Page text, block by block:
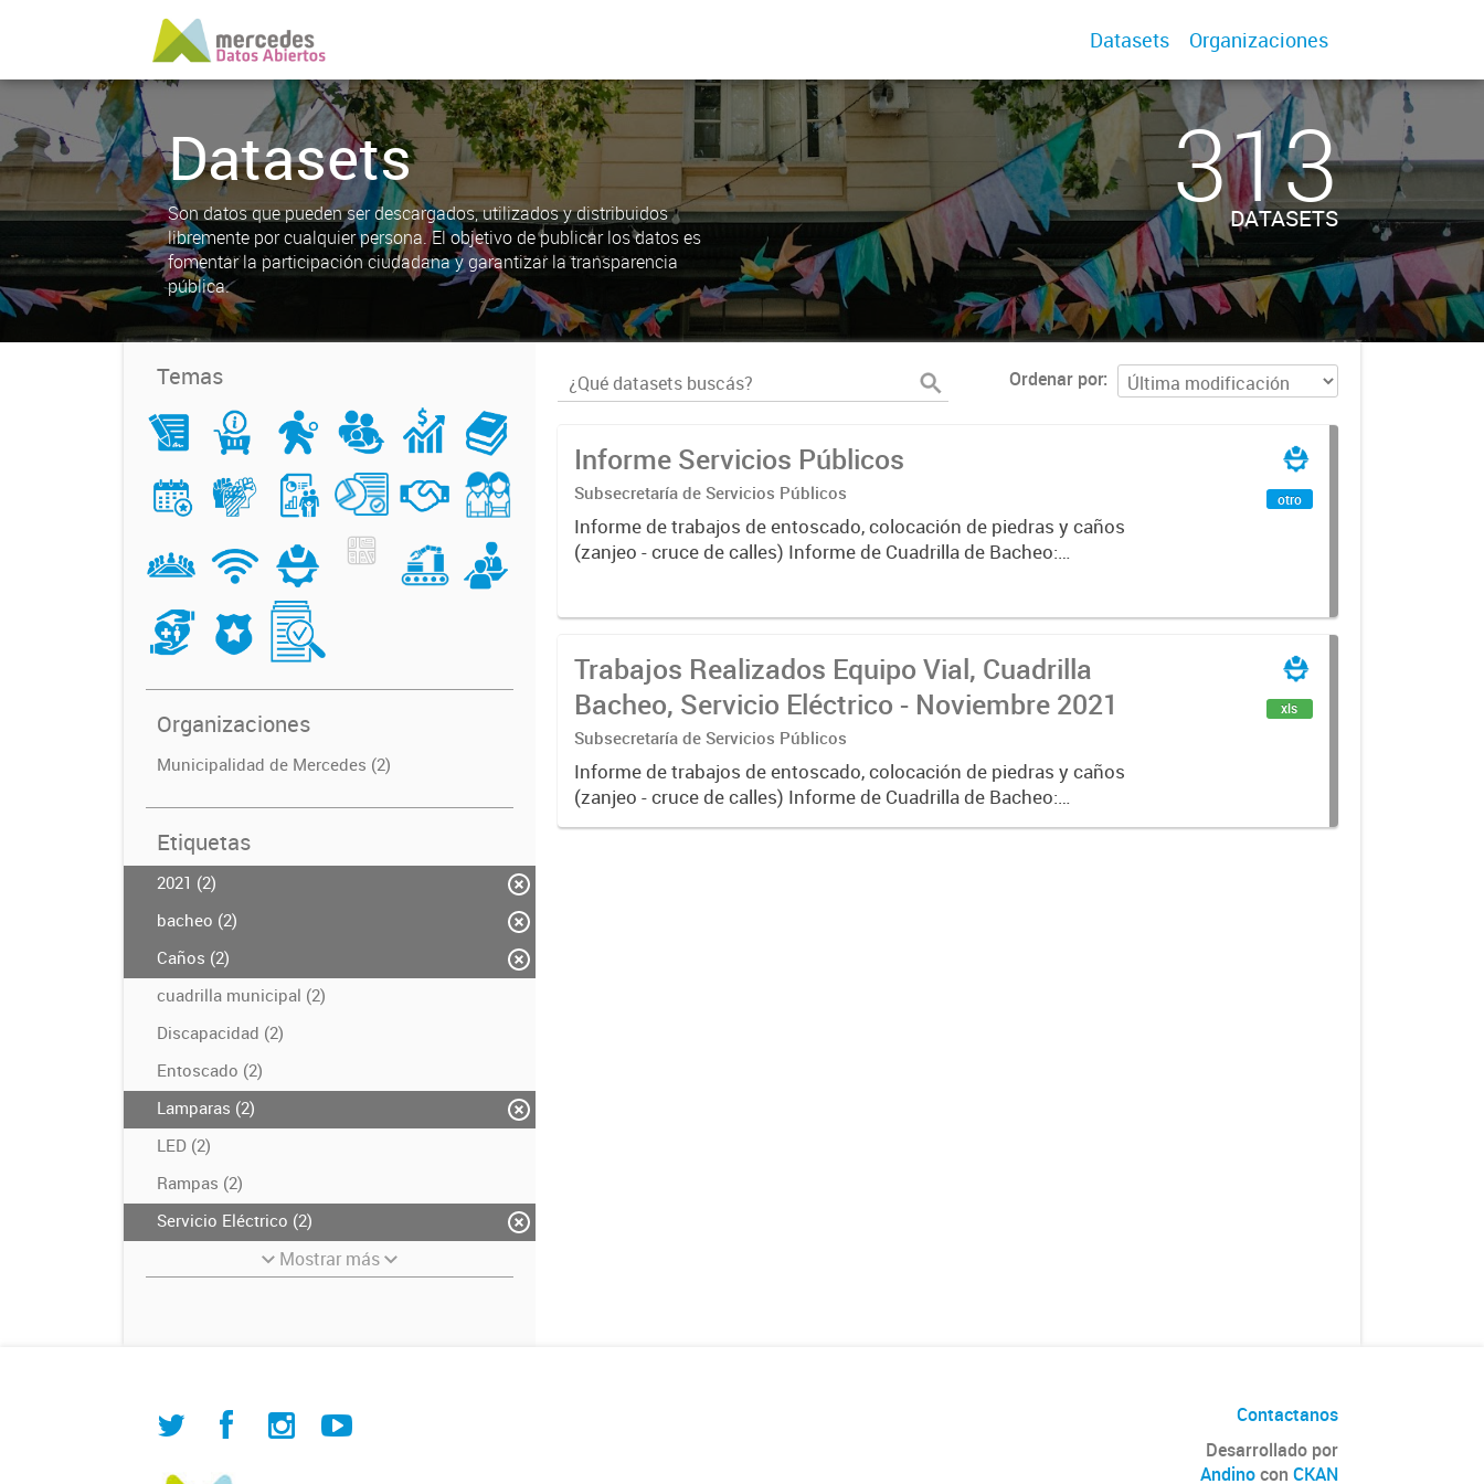
Datasets Organizaciones
Datasets
Son datos que pueden ser descargados, utilizados y distribuidos
libremente por cualquier persona. El objetivo de publicar los datos es
fomentar la participación ciudadana y garantizar la transparencia
pública.
313
DATASETS
Temas
Organizaciones
Municipalidad de Mercedes (2)
Etiquetas
2021 (2)
bacheo (2)
Caños (2)
cuadrilla municipal (2)
Discapacidad (2)
Entoscado (2)
Lamparas (2)
LED (2)
Rampas (2)
Servicio Eléctrico (2)
Mostrar más
Ordenar por
Informe Servicios Públicos
Subsecretaría de Servicios Públicos
Informe de trabajos de entoscado, colocación de piedras y caños
(zanjeo - cruce de calles) Informe de Cuadrilla de Bacheo:
otro
Trabajos Realizados Equipo Vial, Cuadrilla
Bacheo, Servicio Eléctrico - Noviembre 2021
Subsecretaría de Servicios Públicos
Informe de trabajos de entoscado, colocación de piedras y caños
(zanjeo - cruce de calles) Informe de Cuadrilla de Bacheo:
albañilería y construcción, colocación de tapa registro,
xls
Contactanos
Desarrollado por
Andinocon CKAN